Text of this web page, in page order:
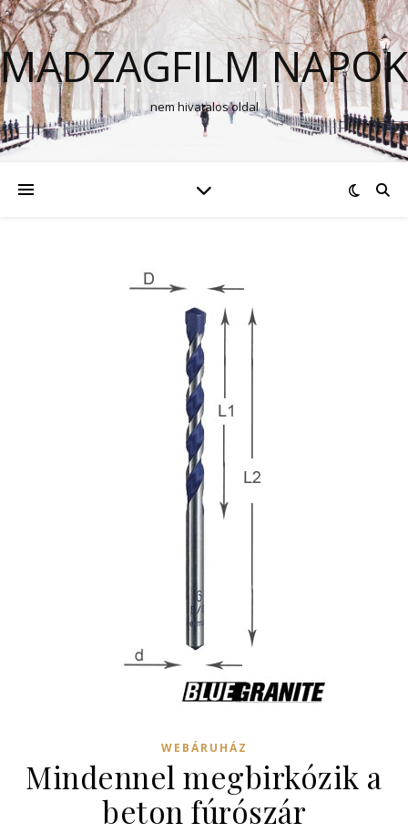
MADZAGFILM NAPOK
nem hivatalos oldal
WEBÁRUHÁZ
Mindennel megbirkózik a
beton fúrószár